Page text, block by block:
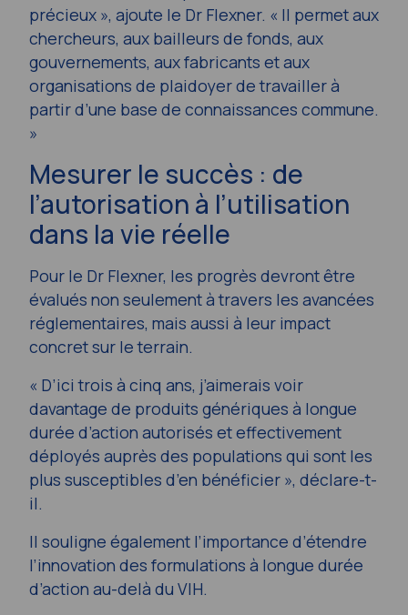
précieux », ajoute le Dr Flexner. « Il permet aux
chercheurs, aux bailleurs de fonds, aux
gouvernements, aux fabricants et aux
organisations de plaidoyer de travailler à
partir d’une base de connaissances commune.
»
Mesurer le succès : de
l’autorisation à l’utilisation
dans la vie réelle
Pour le Dr Flexner, les progrès devront être
évalués non seulement à travers les avancées
réglementaires, mais aussi à leur impact
concret sur le terrain.
« D’ici trois à cinq ans, j’aimerais voir
davantage de produits génériques à longue
durée d’action autorisés et effectivement
déployés auprès des populations qui sont les
plus susceptibles d’en bénéficier », déclare-t-
il.
Il souligne également l’importance d’étendre
l’innovation des formulations à longue durée
d’action au-delà du VIH.